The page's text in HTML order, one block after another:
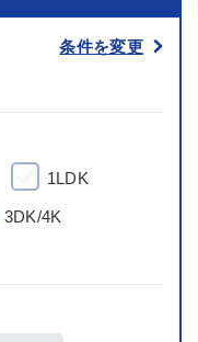
条件を変更
1LDK
3DK/4K